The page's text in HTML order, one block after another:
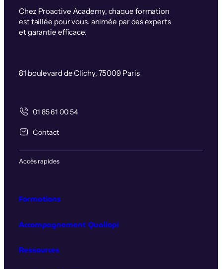
Chez Proactive Academy, chaque formation
est taillée pour vous, animée par des experts
et garantie efficace.
81 boulevard de Clichy, 75009 Paris
01 85 61 00 54
Contact
Accès rapides
Formations
Accompagnement Qualiopi
Ressources